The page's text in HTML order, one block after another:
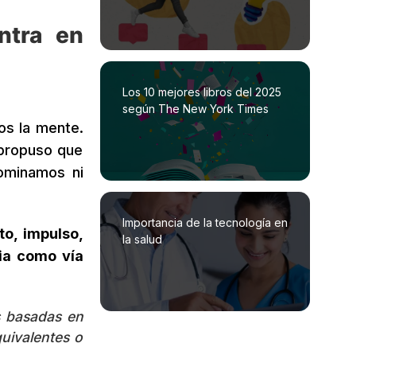
en
la mente.
que
ni
impulso,
como vía
basadas en
o
Los 10 mejores libros del 2025
según The New York Times
Importancia de la tecnología en
la salud